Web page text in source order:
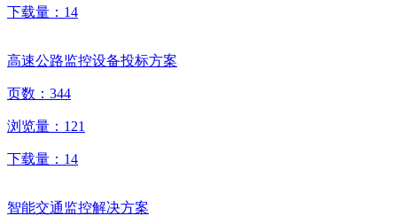
下载量： 14
高速公路监控设备投标方案
页数： 344
浏览量： 121
下载量： 14
智能交通监控解决方案